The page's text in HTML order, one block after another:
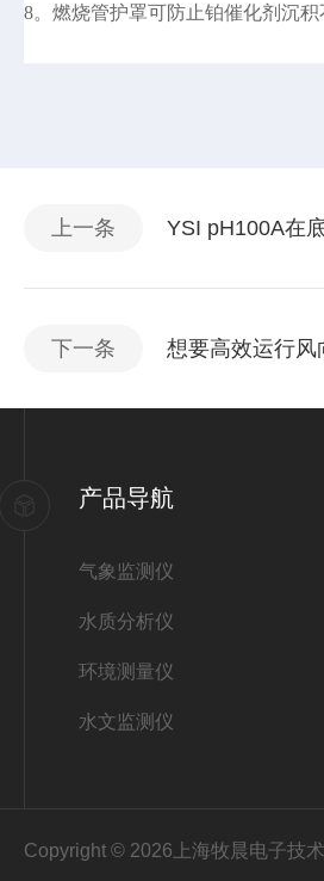
8。燃烧管护罩可防止铂催化剂沉
上一条 YSI pH100A在
下一条 想要高效运行
产品导航
气象监测仪
水质分析仪
环境测量仪
水文监测仪
Copyright © 2026上海牧晨电子技